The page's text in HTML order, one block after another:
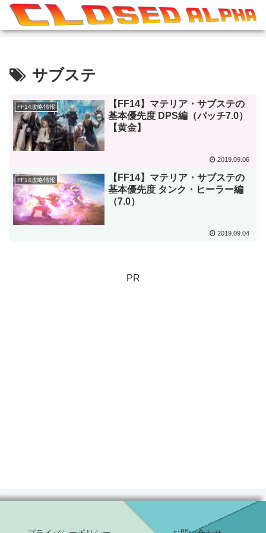
サブステ
FF14攻略情報
【FF14】マテリア・サブステの
基本優先度 DPS編（パッチ7.0）
【黄金】
2019.09.06
FF14攻略情報
【FF14】マテリア・サブステの
基本優先度 タンク・ヒーラー編
（7.0）
2019.09.04
PR